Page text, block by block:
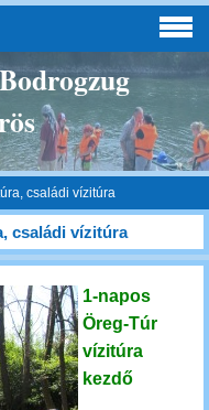
családi vízitúra
családi vízitúra
1-napos
Öreg-Túr
vízitúra
kezdő